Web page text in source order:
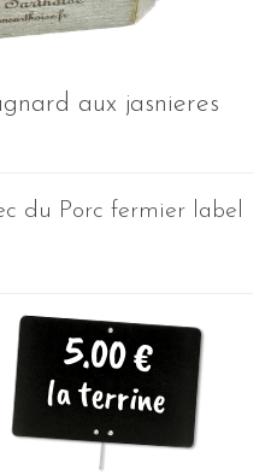
aux jasnieres
du Porc fermier label
5.00 €
la terrine